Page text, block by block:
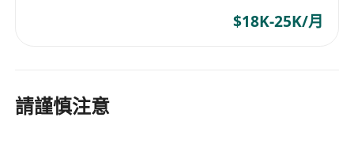
$18K-25K/月
請謹慎注意